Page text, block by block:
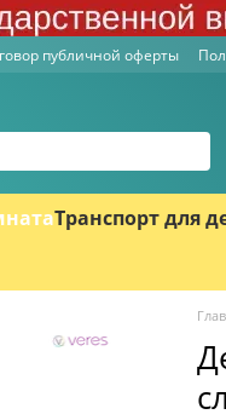
публичной оферты
Транспорт для